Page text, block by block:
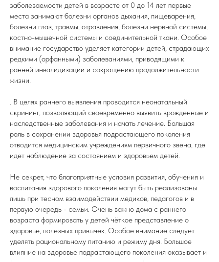
заболеваемости детей в возрасте от 0 до 14 лет первые
места занимают болезни органов дыхания, пищеварения,
болезни глаз, травмы, отравления, болезни нервной системы,
костно-мышечной системы и соединительной ткани. Особое
внимание государство уделяет категории детей, страдающих
редкими (орфанными) заболеваниями, приводящими к
ранней инвалидизации и сокращению продолжительности
жизни.
. В целях раннего выявления проводится неонатальный
скрининг, позволяющий своевременно выявить врожденные и
наследственные заболевания и начать лечение. Большая
роль в сохранении здоровья подрастающего поколения
отводится медицинским учреждениям первичного звена, где
идет наблюдение за состоянием и здоровьем детей.
Не секрет, что благоприятные условия развития, обучения и
воспитания здорового поколения могут быть реализованы
лишь при тесном взаимодействии медиков, педагогов и в
первую очередь - семьи. Очень важно дома с раннего
возраста формировать у детей чёткое представление о
здоровье, полезных привычек. Особое внимание следует
уделять рациональному питанию и режиму дня. Большое
влияние на здоровье подрастающего поколения оказывает и